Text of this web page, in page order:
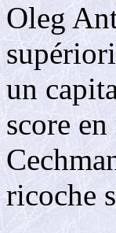
Oleg
un
score
ricoche